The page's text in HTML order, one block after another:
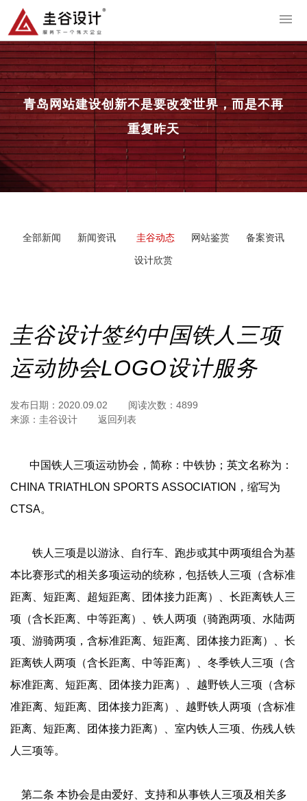
青岛网站建设创新不是要改变世界，而是不再
重复昨天
全部新闻 新闻资讯 圭谷动态 网站鉴赏 备案资讯
设计欣赏
圭谷设计签约中国铁人三项
运动协会LOGO设计服务
发布日期： 2020.09.02 阅读次数： 4899
来源： 圭谷设计 返回列表
中国铁人三项运动协会，简称：中铁协；英文名称为：
CHINA TRIATHLON SPORTS ASSOCIATION，缩写为
CTSA。
铁人三项是以游泳、自行车、跑步或其中两项组合为基
本比赛形式的相关多项运动的统称，包括铁人三项（含标准
距离、短距离、超短距离、团体接力距离）、长距离铁人三
项（含长距离、中等距离）、铁人两项（骑跑两项、水陆两
项、游骑两项，含标准距离、短距离、团体接力距离）、长
距离铁人两项（含长距离、中等距离）、冬季铁人三项（含
标准距离、短距离、团体接力距离）、越野铁人三项（含标
准距离、短距离、团体接力距离）、越野铁人两项（含标准
距离、短距离、团体接力距离）、室内铁人三项、伤残人铁
人三项等。
第二条 本协会是由爱好、支持和从事铁人三项及相关多